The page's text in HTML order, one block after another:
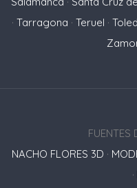
· Tarragona · Teruel ·
FUENTES
NACHO FLORES 3D ·
·